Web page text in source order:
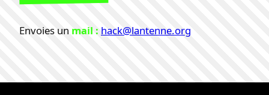
Envoies un mail : hack@lantenne.org